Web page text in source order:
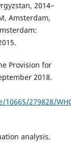
2014–
Amsterdam,
Provision for
2018.
279828/
analysis.